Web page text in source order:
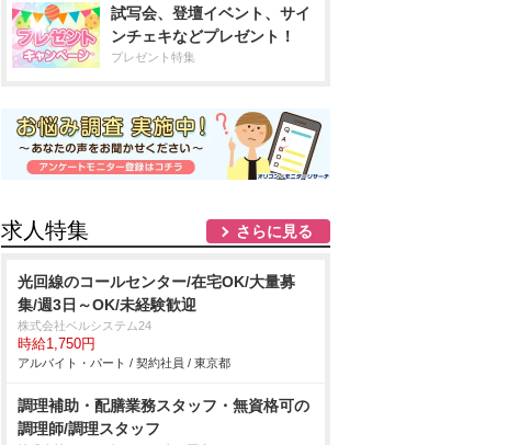
試写会、登壇イベント、サイ
ンチェキなどプレゼント！
プレゼント特集
求人特集 さらに見る
光回線のコールセンター/在宅OK/大量募
集/週3日～OK/未経験歓迎
株式会社ベルシステム24
時給1,750円
アルバイト・パート / 契約社員 / 東京都
調理補助・配膳業務スタッフ・無資格可の
調理師/調理スタッフ